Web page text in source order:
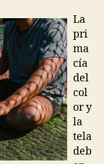
La
pri
ma
cía
del
col
or y
la
tela
deb